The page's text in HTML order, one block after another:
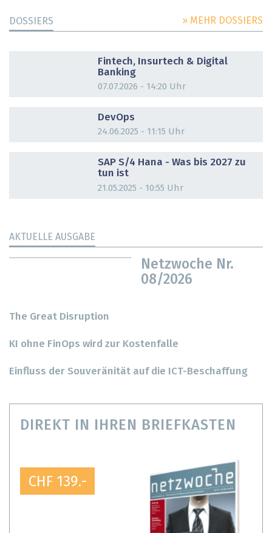
DOSSIERS » MEHR DOSSIERS
Fintech, Insurtech & Digital
Banking
07.07.2026 - 14:20 Uhr
DevOps
24.06.2025 - 11:15 Uhr
SAP S/4 Hana - Was bis 2027 zu
tun ist
21.05.2025 - 10:55 Uhr
AKTUELLE AUSGABE
Netzwoche Nr.
08/2026
The Great Disruption
KI ohne FinOps wird zur Kostenfalle
Einfluss der Souveränität auf die ICT-Beschaffung
DIREKT IN IHREN BRIEFKASTEN
CHF 139.-